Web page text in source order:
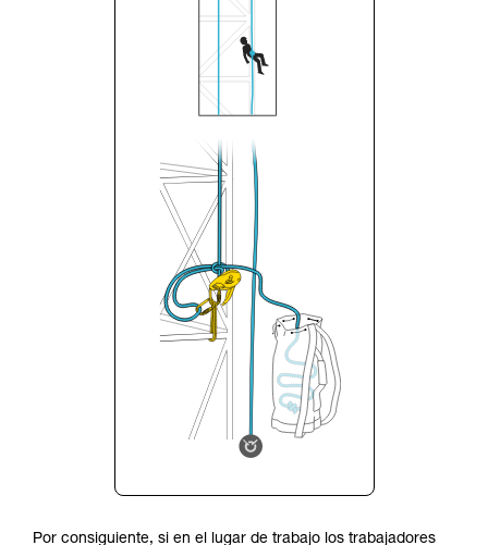
Por consiguiente, si en el lugar de trabajo los trabajadores